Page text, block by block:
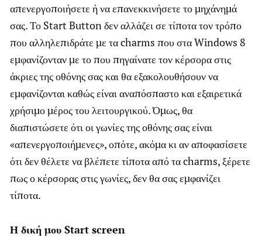
απενεργοποιήσετε ή να επανεκκινήσετε το μηχάνημά
σας. Το Start Button δεν αλλάζει σε τίποτα τον τρόπο
που αλληλεπιδράτε με τα charms που στα Windows 8
εμφανίζονταν με το που πηγαίνατε τον κέρσορα στις
άκριες της οθόνης σας και θα εξακολουθήσουν να
εμφανίζονται καθώς είναι αναπόσπαστο και εξαιρετικά
χρήσιμο μέρος του λειτουργικού. Όμως, θα
διαπιστώσετε ότι οι γωνίες της οθόνης σας είναι
«απενεργοποιήμενες», οπότε, ακόμα κι αν αποφασίσετε
ότι δεν θέλετε να βλέπετε τίποτα από τα charms, ξέρετε
πως ο κέρσορας στις γωνίες, δεν θα σας εμφανίζει
τίποτα.
Η δική μου Start screen